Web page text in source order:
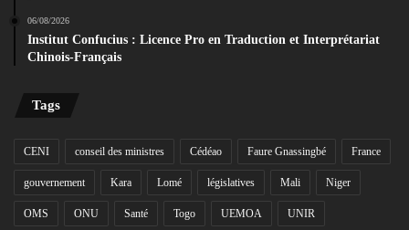
06/08/2026
Institut Confucius : Licence Pro en Traduction et Interprétariat
Chinois-Français
Tags
CENI conseil des ministres Cédéao Faure Gnassingbé France
gouvernement Kara Lomé législatives Mali Niger
OMS ONU Santé Togo UEMOA UNIR